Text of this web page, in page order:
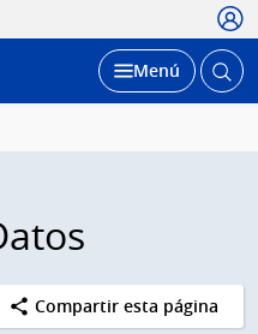
Desplegar
Menú Abrir
Compartir esta página